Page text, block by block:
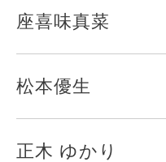
座喜味真菜
松本優生
正木 ゆかり